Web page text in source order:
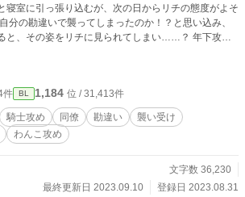
寝室に引っ張り込むが、次の日からリチの態度がよそ
分の勘違いで襲ってしまったのか！？と思い込み、
その姿をリチに見られてしまい……？ 年下攻め/
年前に自サイトで掲載していたものの再掲です。
件 BL 1,184 位 / 31,413件
騎士攻め 同僚 勘違い
襲い受け
わんこ攻め
文字数 36,230
最終更新日 2023.09.10
登録日 2023.08.31